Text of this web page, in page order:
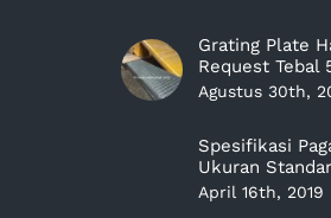
Grating Plate
Request Tebal
Agustus 30th,
Spesifikasi
Ukuran
April 16th, 2019